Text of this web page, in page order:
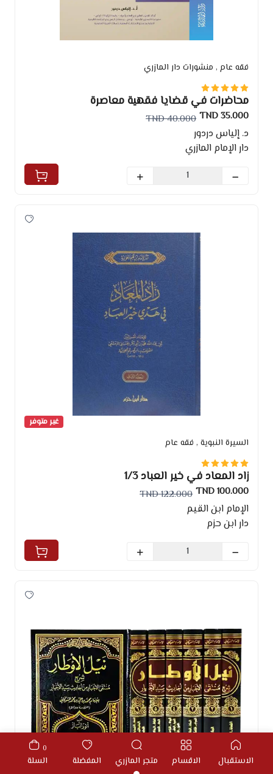
الاستقبال الاقسام متجر المازري المفضلة
0
السلة
فقه عام , منشورات دار المازري
محاضرات في قضايا فقهية معاصرة
35.000 TND
40.000 TND
د. إلياس دردور
دار الإمام المازري
غير متوفر
السيرة النبوية , فقه عام
زاد المعاد في خير العباد 1/3
100.000 TND
122.000 TND
الإمام ابن القيم
دار ابن حزم